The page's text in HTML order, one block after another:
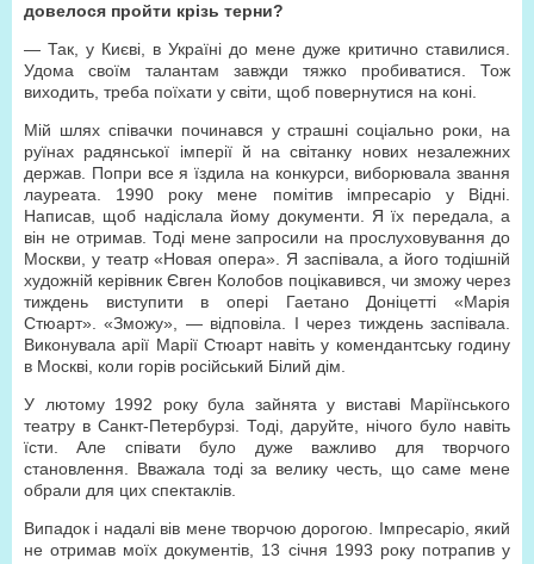
довелося пройти крізь терни?
— Так, у Києві, в Україні до мене дуже критично ставилися.
Удома своїм талантам завжди тяжко пробиватися. Тож
виходить, треба поїхати у світи, щоб повернутися на коні.
Мій шлях співачки починався у страшні соціально роки, на
руїнах радянської імперії й на світанку нових незалежних
держав. Попри все я їздила на конкурси, виборювала звання
лауреата. 1990 року мене помітив імпресаріо у Відні.
Написав, щоб надіслала йому документи. Я їх передала, а
він не отримав. Тоді мене запросили на прослуховування до
Москви, у театр «Новая опера». Я заспівала, а його тодішній
художній керівник Євген Колобов поцікавився, чи зможу через
тиждень виступити в опері Гаетано Доніцетті «Марія
Стюарт». «Зможу», — відповіла. І через тиждень заспівала.
Виконувала арії Марії Стюарт навіть у комендантську годину
в Москві, коли горів російський Білий дім.
У лютому 1992 року була зайнята у виставі Маріїнського
театру в Санкт-Петербурзі. Тоді, даруйте, нічого було навіть
їсти. Але співати було дуже важливо для творчого
становлення. Вважала тоді за велику честь, що саме мене
обрали для цих спектаклів.
Випадок і надалі вів мене творчою дорогою. Імпресаріо, який
не отримав моїх документів, 13 січня 1993 року потрапив у